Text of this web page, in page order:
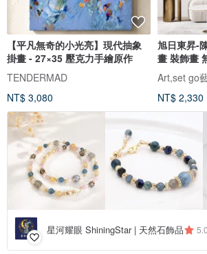
【平凡無奇的小光亮】現代抽象
掛畫 - 27×35 壓克力手繪原作
TENDERMAD
NT$ 3,080
旭日東昇-
畫 裝飾畫
Art,set go
NT$ 2,330
星河耀眼 ShiningStar | 天然石飾品 5.0